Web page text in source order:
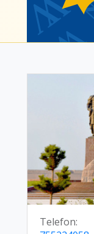
Telefon: